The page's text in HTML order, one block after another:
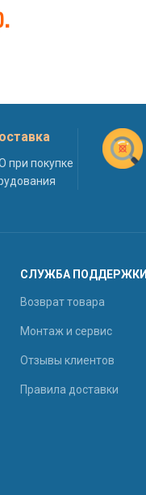
при покупке
СЛУЖБА ПОДДЕРЖКИ
Возврат товара
Монтаж и сервис
Отзывы клиентов
Правила доставки